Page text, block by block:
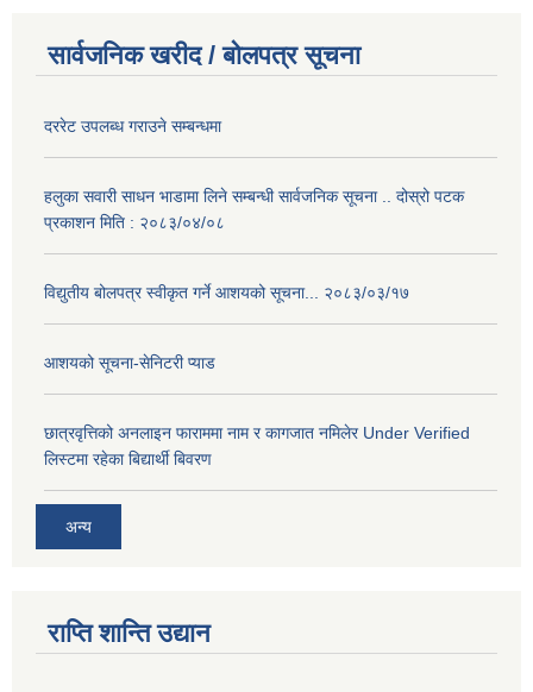
सार्वजनिक खरीद / बोलपत्र सूचना
दररेट उपलब्ध गराउने सम्बन्धमा
हलुका सवारी साधन भाडामा लिने सम्बन्धी सार्वजनिक सूचना .. दोस्रो पटक
प्रकाशन मिति : २०८३/०४/०८
विद्युतीय बोलपत्र स्वीकृत गर्ने आशयको सूचना... २०८३/०३/१७
आशयको सूचना-सेनिटरी प्याड
छात्रवृत्तिको अनलाइन फाराममा नाम र कागजात नमिलेर Under Verified
लिस्टमा रहेका बिद्यार्थी बिवरण
अन्य
राप्ति शान्ति उद्यान